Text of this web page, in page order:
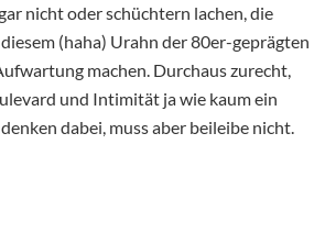
nicht oder schüchtern lachen, die
(haha) Urahn der 80er-geprägten
machen. Durchaus zurecht,
und Intimität ja wie kaum ein
dabei, muss aber beileibe nicht.